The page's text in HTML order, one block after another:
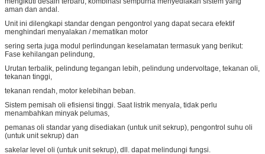
aman dan andal.
Unit ini dilengkapi standar dengan pengontrol yang dapat secara efektif
menghindari menyalakan / mematikan motor
sering serta juga modul perlindungan keselamatan termasuk yang berikut:
Fase kehilangan pelindung,
Urutan terbalik, pelindung tegangan lebih, pelindung undervoltage, tekanan oli,
tekanan tinggi,
tekanan rendah, motor kelebihan beban.
Sistem pemisah oli efisiensi tinggi. Saat listrik menyala, tidak perlu
menambahkan minyak pelumas,
pemanas oli standar yang disediakan (untuk unit sekrup), pengontrol suhu oli
(untuk unit sekrup) dan
sakelar level oli (untuk unit sekrup), dll. dapat melindungi fungsi.